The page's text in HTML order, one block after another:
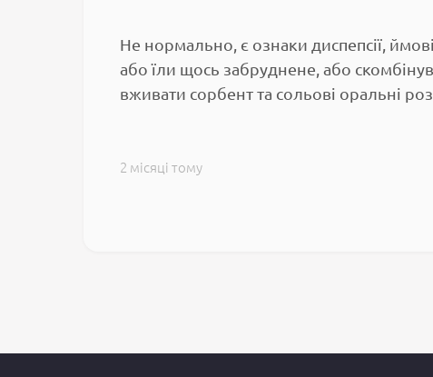
Не нормально, є ознаки диспепсії,
або їли щось забруднене, або
вживати сорбент та сольові оральні
2 місяці тому